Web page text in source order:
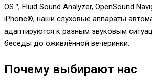
OS™, Fluid Sound Analyzer, OpenSound
iPhone®, наши слуховые аппараты
адаптируются к разным звуковым
беседы до оживлённой вечеринки.
Почему выбирают нас